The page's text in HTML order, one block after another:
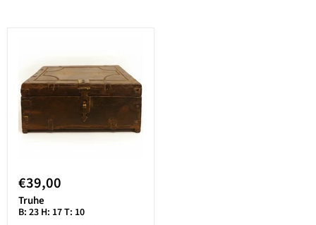
€39,00
Truhe
B: 23 H: 17 T: 10